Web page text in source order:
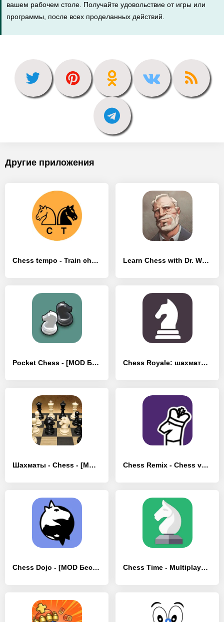
вашем рабочем столе. Получайте удовольствие от игры или
программы, после всех проделанных действий.
Другие приложения
Chess tempo - Train chess tact - [MOD Бесконечные деньги] Learn Chess with Dr. Wolf - [MOD Бесконечные деньги]
Pocket Chess - [MOD Бесконечные деньги] Chess Royale: шахматы онлайн - [MOD Бесконечные монеты]
Шахматы - Chess - [MOD Бесконечные деньги] Chess Remix - Chess variants - [MOD Бесконечные деньги]
Chess Dojo - [MOD Бесконечные деньги] Chess Time - Multiplayer Chess - [MOD Бесконечные монеты]